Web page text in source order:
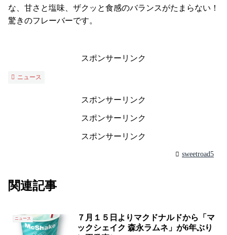
な、甘さと塩味、ザクッと食感のバランスがたまらない！
驚きのフレーバーです。
スポンサーリンク
ニュース
スポンサーリンク
スポンサーリンク
スポンサーリンク
sweetroad5
関連記事
ニュース
７月１５日よりマクドナルドから「マ
ックシェイク 森永ラムネ」が6年ぶり